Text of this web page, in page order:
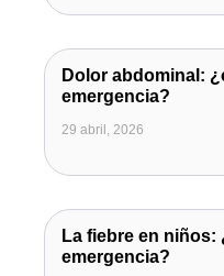
Dolor abdominal:
emergencia?
29 abril, 2026
La fiebre en niños:
emergencia?